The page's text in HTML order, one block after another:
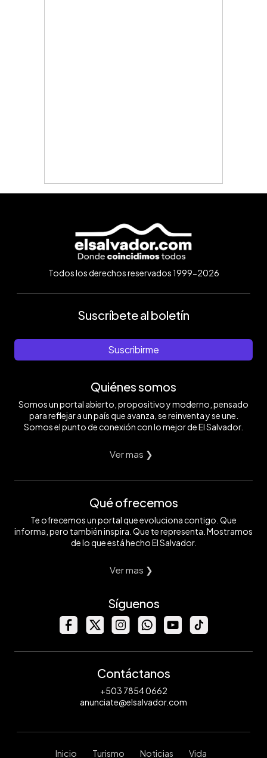
Todos los derechos reservados 1999-2026
Suscríbete al boletín
Suscribirme
Quiénes somos
Somos un portal abierto, propositivo y moderno, pensado
para reflejar a un país que avanza, se reinventa y se une.
Somos el punto de conexión con lo mejor de El Salvador.
Ver mas ❯
Qué ofrecemos
Te ofrecemos un portal que evoluciona contigo. Que
informa, pero también inspira. Que te representa. Mostramos
de lo que está hecho El Salvador.
Ver mas ❯
Síguenos
Contáctanos
+503 7854 0662
anunciate@elsalvador.com
Inicio Turismo Noticias Vida